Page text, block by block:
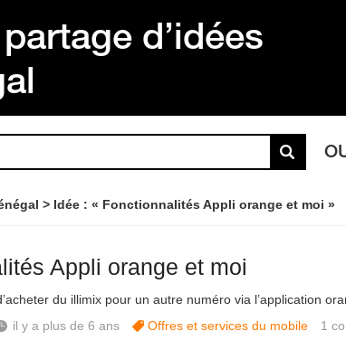
d’idées
Idée : « Fonctionnalités Appli orange et moi »
Appli orange et moi
du illimix pour un autre numéro via l’application
il y a plus de 6 ans Offres et services du mobile 1